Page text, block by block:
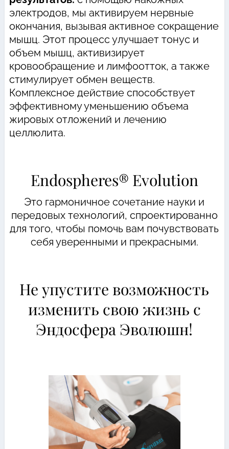
электродов, мы активируем нервные
окончания, вызывая активное сокращение
мышц. Этот процесс улучшает тонус и
объем мышц, активизирует
кровообращение и лимфоотток, а также
стимулирует обмен веществ.
Комплексное действие способствует
эффективному уменьшению объема
жировых отложений и лечению
целлюлита.
Endospheres® Evolution
Это гармоничное сочетание науки и
передовых технологий, спроектированно
для того, чтобы помочь вам почувствовать
себя уверенными и прекрасными.
Не упустите возможность
изменить свою жизнь с
Эндосфера Эволюшн!